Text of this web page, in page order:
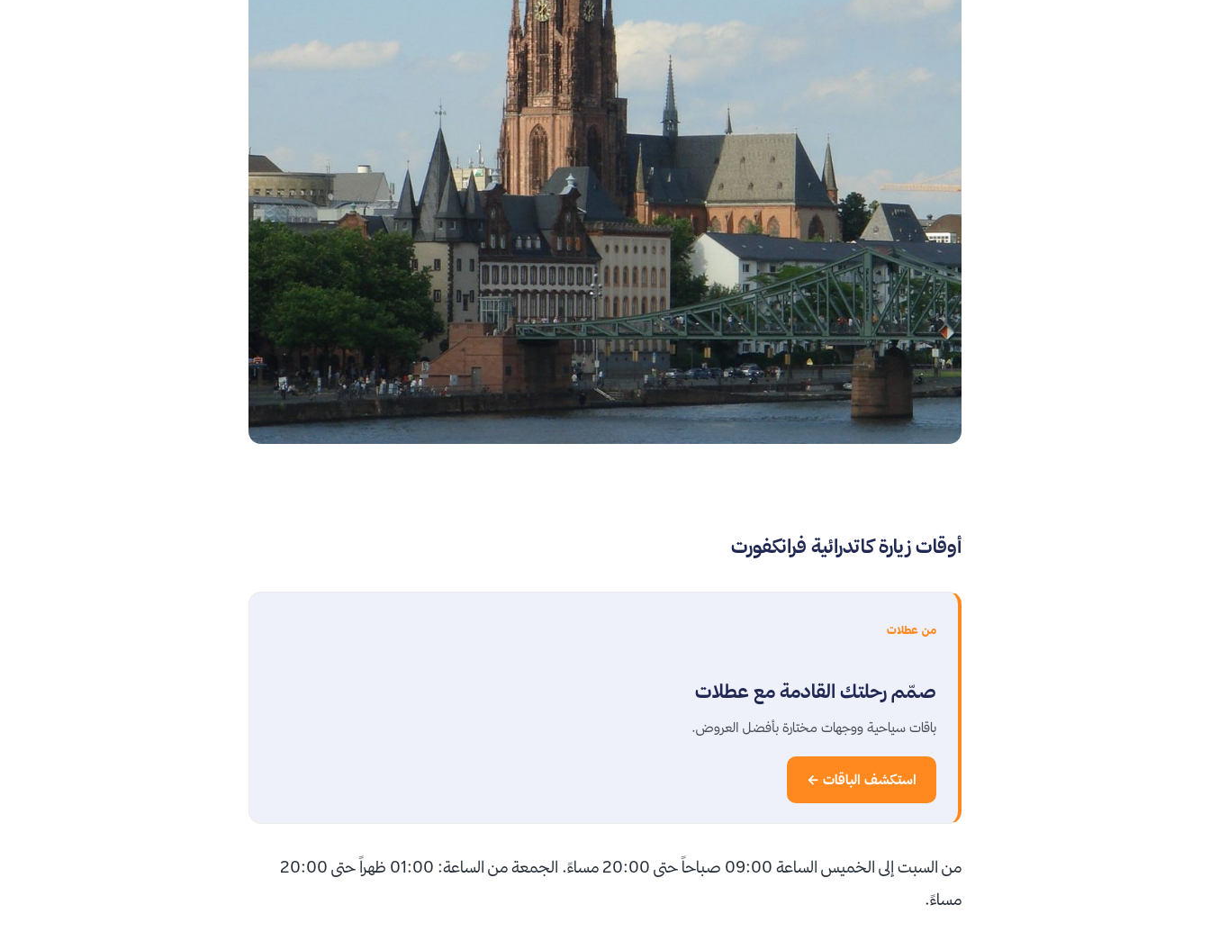
أوقات زيارة كاتدرائية فرانكفورت
من عطلات
صمّم رحلتك القادمة مع عطلات
باقات سياحية ووجهات مختارة بأفضل العروض.
استكشف الباقات ←
من السبت إلى الخميس الساعة 09:00 صباحاً حتى 20:00 مساءً. الجمعة من الساعة: 01:00 ظهراً حتى 20:00
مساءً.